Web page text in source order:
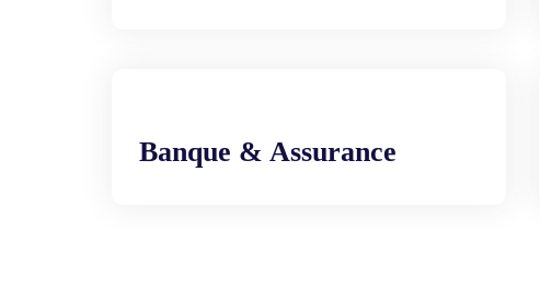
Banque & Assurance